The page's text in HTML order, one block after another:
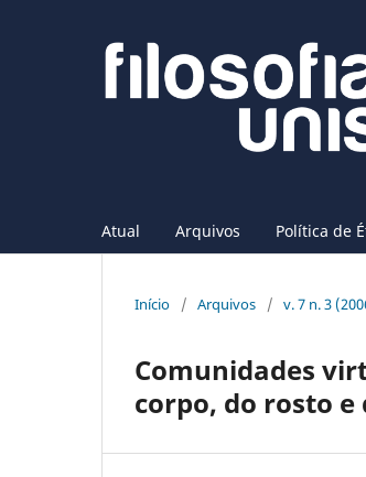
Atual Arquivos Política de
Início / Arquivos / v. 7 n. 3
Comunidades
corpo, do rosto